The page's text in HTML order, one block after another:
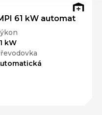
61 kW automat
kW